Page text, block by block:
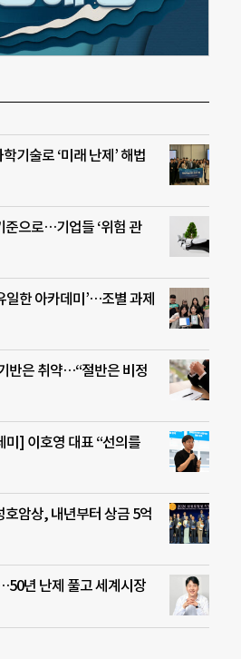
기술로 ‘미래 난제’ 해법
준으로…기업들 ‘위험 관
일한 아카데미’…조별 과제
반은 취약…“절반은 비정
] 이호영 대표 “선의를
암상, 내년부터 상금 5억
년 난제 풀고 세계시장